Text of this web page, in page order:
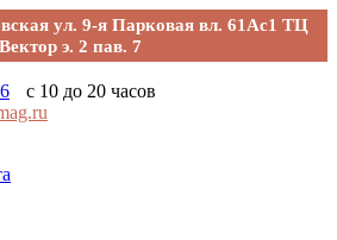
ул. 9-я Парковая вл. 61Ас1 ТЦ
Вектор э. 2 пав. 7
с 10 до 20 часов